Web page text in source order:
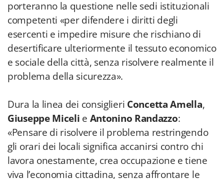
porteranno la questione nelle sedi istituzionali
competenti «per difendere i diritti degli
esercenti e impedire misure che rischiano di
desertificare ulteriormente il tessuto economico
e sociale della città, senza risolvere realmente il
problema della sicurezza».
Dura la linea dei consiglieri Concetta Amella,
Giuseppe Miceli e Antonino Randazzo:
«Pensare di risolvere il problema restringendo
gli orari dei locali significa accanirsi contro chi
lavora onestamente, crea occupazione e tiene
viva l’economia cittadina, senza affrontare le